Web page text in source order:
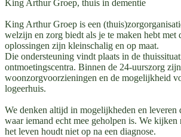
King Arthur Groep, thuis in dementie
King Arthur Groep is een
welzijn en zorg biedt als je te maken hebt met
oplossingen zijn kleinschalig en op maat.
Die ondersteuning vindt plaats in de
ontmoetingscentra. Binnen de 24-uurszorg
woonzorgvoorzieningen en de mogelijkheid
logeerhuis.
We denken altijd in mogelijkheden en leveren
waar iemand echt mee geholpen is. We kijken
het leven houdt niet op na een diagnose.